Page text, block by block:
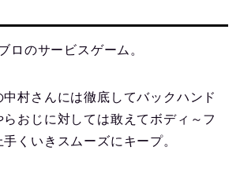
ロのサービスゲーム。
村さんには徹底してバックハンド
おじに対しては敢えてボディ～フ
くいきスムーズにキープ。